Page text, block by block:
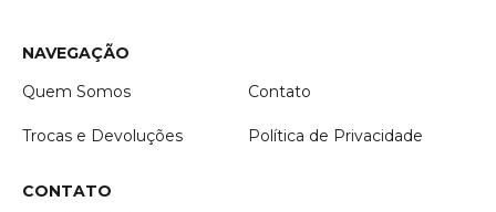
NAVEGAÇÃO
Quem Somos
Contato
Trocas e Devoluções Política de Privacidade
CONTATO